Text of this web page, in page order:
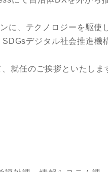
に、テクノロジーを駆使
デジタル社会推進機
就任のご挨拶といたしま